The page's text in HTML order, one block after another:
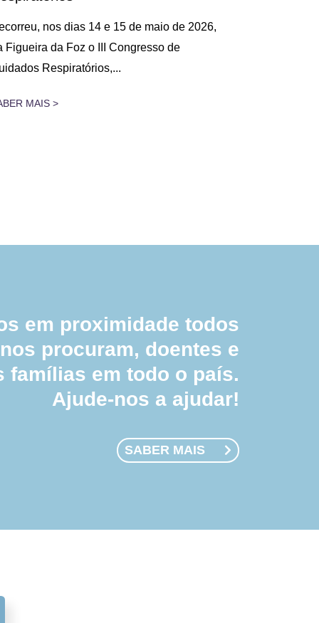
nos dias 14 e 15 de maio de 2026,
Figueira da Foz o III Congresso de
Respiratórios,...
MAIS >
em proximidade todos
procuram, doentes e
famílias em todo o país.
Ajude-nos a ajudar!
SABER MAIS